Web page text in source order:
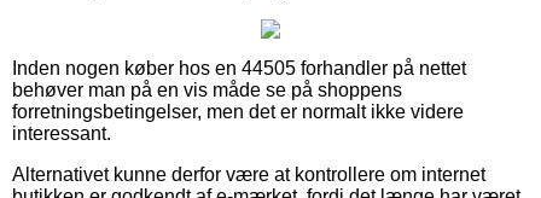
Inden nogen køber hos en 44505 forhandler på nettet
behøver man på en vis måde se på shoppens
forretningsbetingelser, men det er normalt ikke videre
interessant.
Alternativet kunne derfor være at kontrollere om internet